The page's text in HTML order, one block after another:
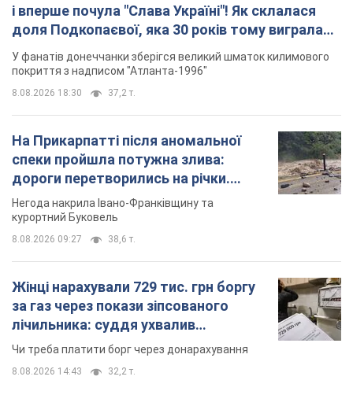
дороги перетворились на річки.
Відео
курортний Буковель
за газ через покази зіпсованого
лічильника: суддя ухвалив
неочікуване рішення
8.08.2026 14:43 32,2 т.